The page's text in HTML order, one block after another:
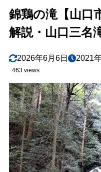
錦鶏の滝【山口
解説・山口三名
2026年6月6日 2021
463 views